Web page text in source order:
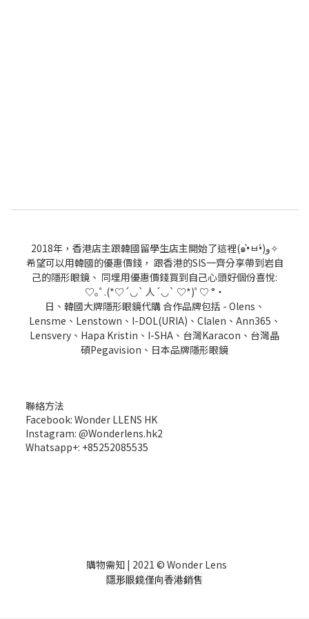
2018年，香港店主跟韓國留學生店主開始了這裡(๑•̀ㅂ•́)و✧
希望可以用韓國的優惠價錢， 跟香港的SIS一齊分享帶到岩自
己的隱形眼鏡、 同埋用優惠價錢買到自己心頭好個份喜悅:
♡｡ﾟ.(*♡´◡` 人´◡` ♡*)ﾟ♡ °・
日、韓國大牌隱形眼鏡代購 合作品牌包括 - Olens、
Lensme、Lenstown、I-DOL(URIA)、Clalen、Ann365、
Lensvery、Hapa Kristin、I-SHA、台灣Karacon、台灣晶
碩Pegavision、日本品牌隱形眼鏡
聯絡方法
Facebook: Wonder LLENS HK
Instagram: @Wonderlens.hk2
Whatsapp+: +85252085535
購物需知 | 2021 © Wonder Lens
隱形眼鏡僅向香港銷售